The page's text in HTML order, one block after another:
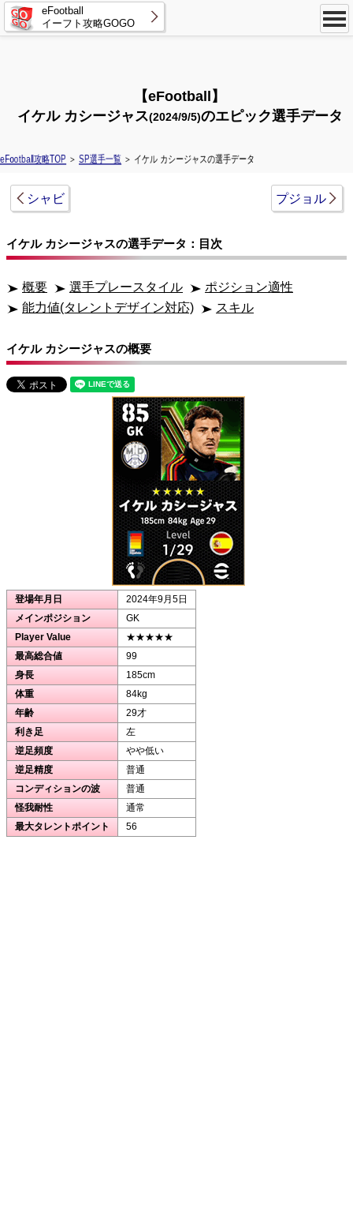
eFootball
イーフト攻略GOGO
【eFootball】
イケル カシージャス(2024/9/5)のエピック選手データ
eFootball攻略TOP ＞ SP選手一覧 ＞ イケル カシージャスの選手データ
シャビ プジョル
イケル カシージャスの選手データ：目次
概要 選手プレースタイル
ポジション適性
能力値(タレントデザイン対応)
スキル
イケル カシージャスの概要
登場年月日
2024年9月5日
メインポジション
GK
Player Value
★★★★★
最高総合値
99
身長
185cm
体重
84kg
年齢
29才
利き足
左
逆足頻度
やや低い
逆足精度
普通
コンディションの波
普通
怪我耐性
通常
最大タレントポイント
56